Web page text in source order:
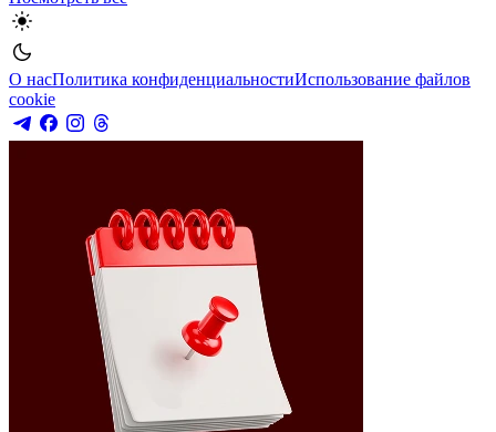
О насПолитика конфиденциальностиИспользование файлов
cookie